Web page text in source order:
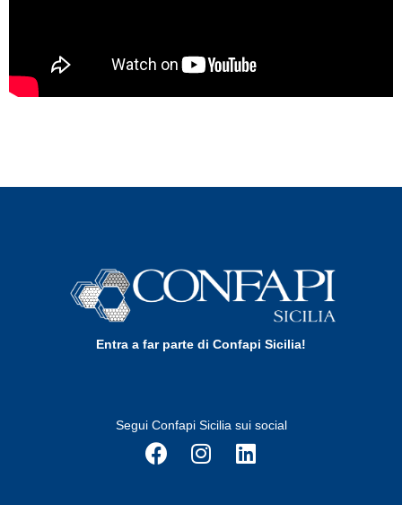
Entra a far parte di Confapi Sicilia!
Segui Confapi Sicilia sui social